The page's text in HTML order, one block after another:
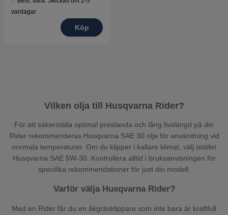
vardagar
Köp
Vilken olja till Husqvarna Rider?
För att säkerställa optimal prestanda och lång livslängd på din
Rider rekommenderas Husqvarna SAE 30 olja för användning vid
normala temperaturer. Om du klipper i kallare klimat, välj istället
Husqvarna SAE 5W-30. Kontrollera alltid i bruksanvisningen för
specifika rekommendationer för just din modell.
Varför välja Husqvarna Rider?
Med en Rider får du en åkgräsklippare som inte bara är kraftfull